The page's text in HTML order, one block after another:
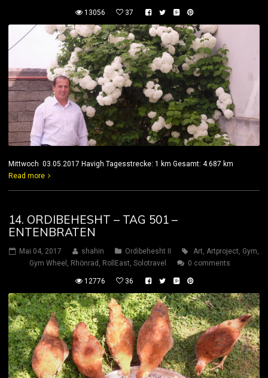
13056 37
Mittwoch 03.05.2017 Havigh Tagesstrecke: 1 km Gesamt: 4.687 km
Read more
14. ORDIBEHESHT – TAG 501 –
ENTENBRATEN
Mai 04, 2017 shahin Ordibehesht II Art Artproject Gym
Gym Wheel
Rhönrad RollEast Solotravel 0 comments
12776 36